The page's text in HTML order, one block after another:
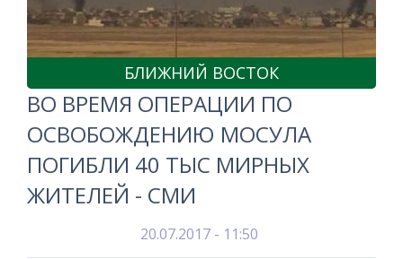
БЛИЖНИЙ ВОСТОК
ВО ВРЕМЯ ОПЕРАЦИИ ПО
ОСВОБОЖДЕНИЮ МОСУЛА
ПОГИБЛИ 40 ТЫС МИРНЫХ
ЖИТЕЛЕЙ - СМИ
20.07.2017 - 11:50